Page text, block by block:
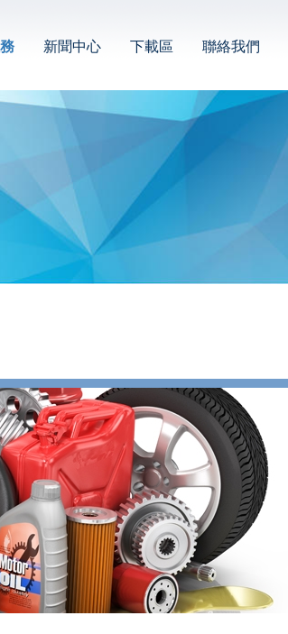
新聞中心 下載區 聯絡我們